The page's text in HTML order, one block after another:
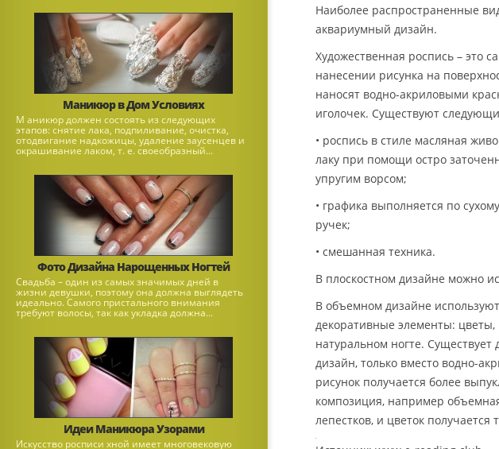
Маникюр в Дом Условиях
М аникюр должен состоять из следующих
этапов: снятие лака, подпиливание, очистка,
отодвигание надкожицы, удаление заусенцев и
окрашивание лаком, т. е. своеобразный...
Фото Дизайна Нарощенных Ногтей
Свадьба – один из самых значимых дней в
жизни девушки, поэтому она должна выглядеть
идеально. Самого пристального внимания
требуют волосы, так как укладка должна...
Идеи Маникюра Узорами
Искусство росписи хной имеет многовековую
Наиболее распространенные
аквариумный дизайн.
Художественная роспись – это
нанесении рисунка на
наносят водно-акриловыми
иголочек. Существуют
• роспись в стиле масляная
лаку при помощи остро
упругим ворсом;
• графика выполняется по
ручек;
• смешанная техника.
В плоскостном дизайне можно
В объемном дизайне
декоративные элементы:
натуральном ногте.
дизайн, только вместо водно-
рисунок получается более
композиция, например
лепестков, и цветок